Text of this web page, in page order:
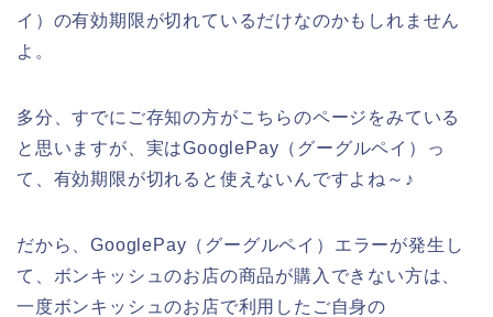
イ）の有効期限が切れているだけなのかもしれません
よ。
多分、すでにご存知の方がこちらのページをみている
と思いますが、実はGooglePay（グーグルペイ）っ
て、有効期限が切れると使えないんですよね～♪
だから、GooglePay（グーグルペイ）エラーが発生し
て、ボンキッシュのお店の商品が購入できない方は、
一度ボンキッシュのお店で利用したご自身の